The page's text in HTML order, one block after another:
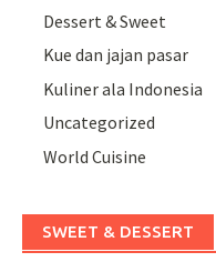
Dessert & Sweet
Kue dan jajan pasar
Kuliner ala Indonesia
Uncategorized
World Cuisine
SWEET & DESSERT